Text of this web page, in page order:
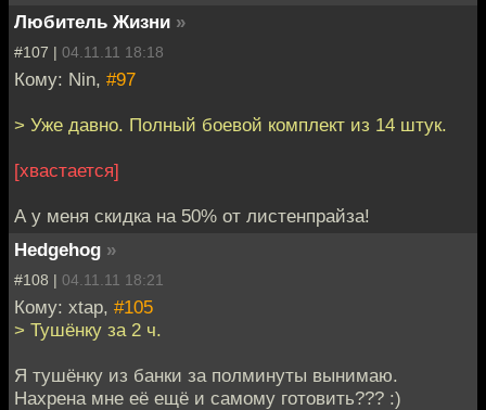
Любитель Жизни »
#107 | 04.11.11 18:18
Кому: Nin, #97
> Уже давно. Полный боевой комплект из 14 штук.
[хвастается]
А у меня скидка на 50% от листенпрайза!
Hedgehog »
#108 | 04.11.11 18:21
Кому: xtap, #105
> Тушёнку за 2 ч.
Я тушёнку из банки за полминуты вынимаю.
Нахрена мне её ещё и самому готовить??? :)